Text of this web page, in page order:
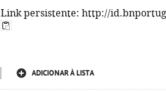
Link persistente: http://
ADICIONAR À LISTA